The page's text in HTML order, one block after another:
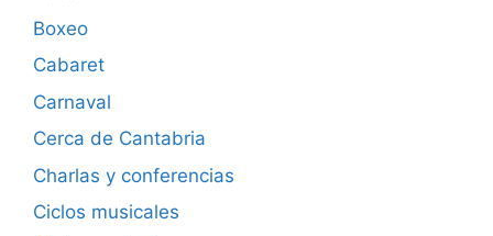
Boxeo
Cabaret
Carnaval
Cerca de Cantabria
Charlas y conferencias
Ciclos musicales